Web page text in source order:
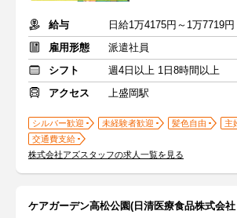
給与
日給1万4175円～1万7719
雇用形態
派遣社員
シフト
週4日以上 1日8時間以上
アクセス
上盛岡駅
シルバー歓迎 未経験者歓迎 髪色自由
主
交通費支給
株式会社アズスタッフの求人一覧を見る
ケアガーデン高松公園(日清医療食品株式会